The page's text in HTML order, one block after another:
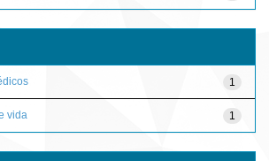
1
1
vida